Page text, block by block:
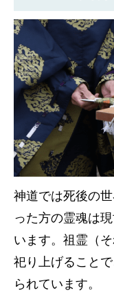
神道では死後の
った方の霊魂は
います。祖霊（
祀り上げること
られています。